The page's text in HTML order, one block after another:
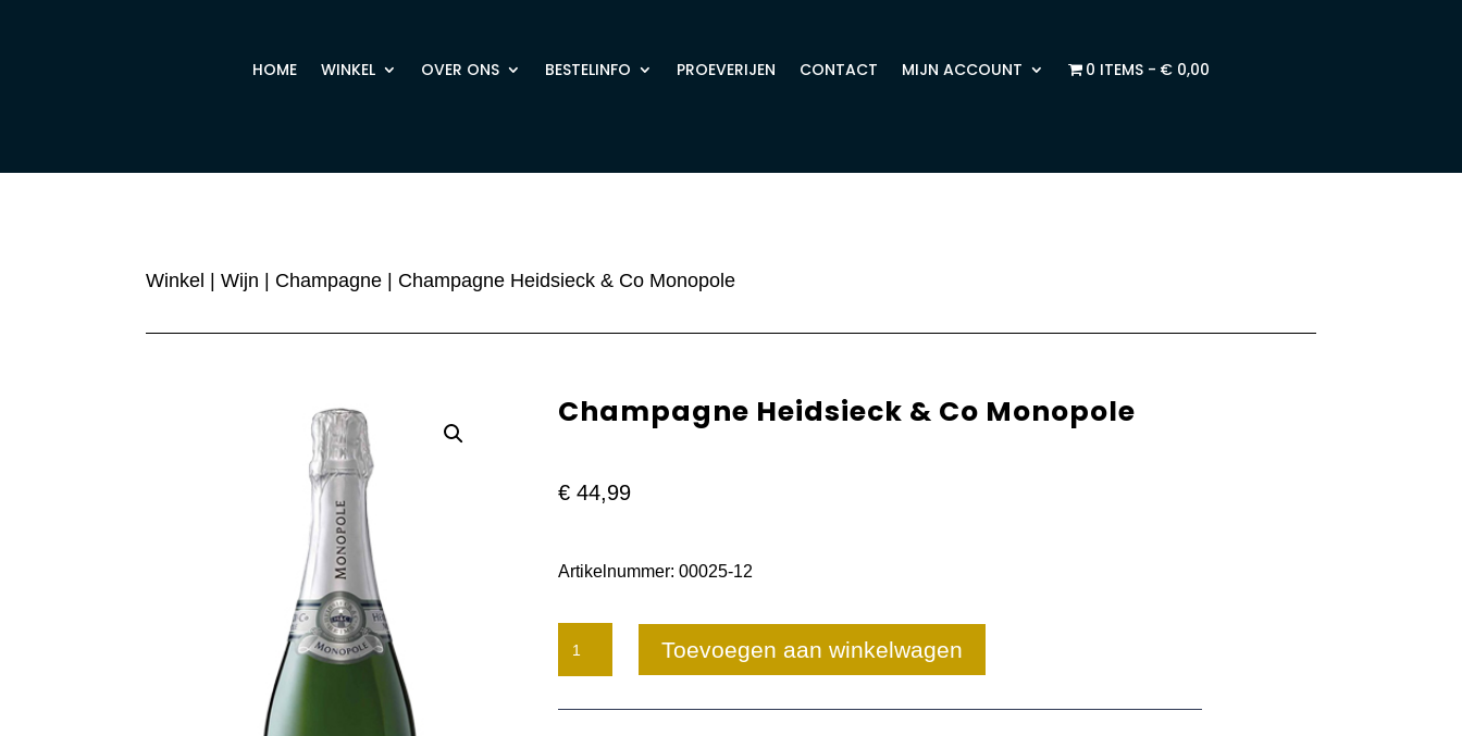
HOME WINKEL OVER ONS BESTELINFO PROEVERIJEN CONTACT MIJN ACCOUNT 0 ITEMS € 0,00
Winkel |Wijn Champagne | Champagne Heidsieck & Co Monopole
Champagne Heidsieck & Co Monopole
€44,99
Artikelnummer: 00025-12
Champagne
Heidsieck
Toevoegen aan winkelwagen